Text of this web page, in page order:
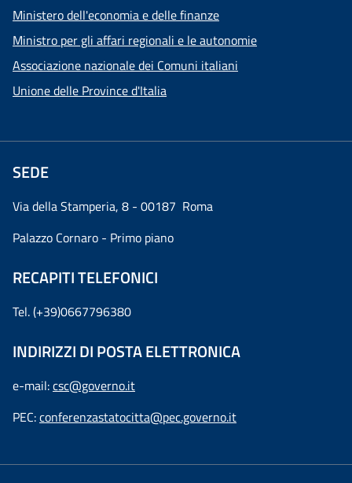
Ministero dell'economia e delle finanze
Ministro per gli affari regionali e le autonomie
Associazione nazionale dei Comuni italiani
Unione delle Province d'Italia
SEDE
Via della Stamperia, 8 - 00187 Roma
Palazzo Cornaro - Primo piano
RECAPITI TELEFONICI
Tel. (+39)0667796380
INDIRIZZI DI POSTA ELETTRONICA
e-mail:csc@governo.it
PEC:conferenzastatocitta@pec.governo.it